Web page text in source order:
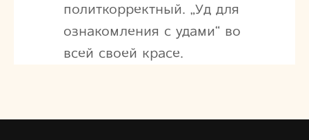
политкорректный. „Уд для
ознакомления с удами“ во
всей своей красе.